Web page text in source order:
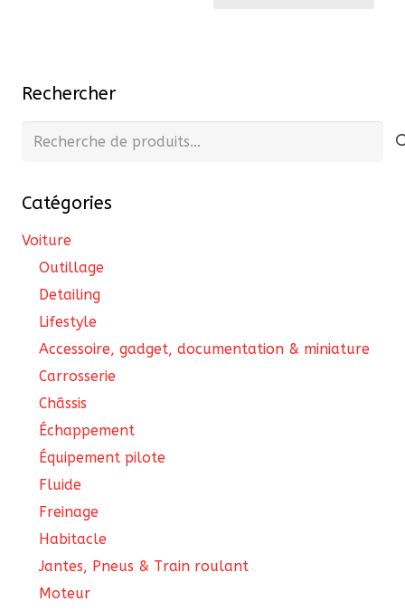
Rechercher
Recherche
Catégories
Voiture
Outillage
Detailing
Lifestyle
Accessoire, gadget, documentation & miniature
Carrosserie
Châssis
Échappement
Équipement pilote
Fluide
Freinage
Habitacle
Jantes, Pneus & Train roulant
Moteur